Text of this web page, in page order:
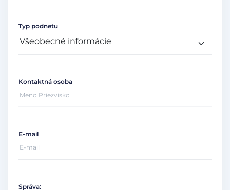
Typ podnetu
Kontaktná osoba
E-mail
Správa: